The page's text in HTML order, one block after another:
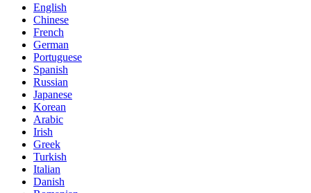
English
Chinese
French
German
Portuguese
Spanish
Russian
Japanese
Korean
Arabic
Irish
Greek
Turkish
Italian
Danish